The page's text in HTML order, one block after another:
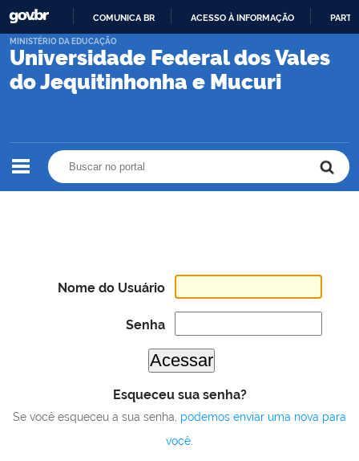
PARA
CONTEÚDO
COMUNICA BR ACESSO À INFORMAÇÃO
Universidade Federal dos Vales
do Jequitinhonha e Mucuri
MINISTÉRIO DA EDUCAÇÃO
Nome do Usuário
Senha
Esqueceu sua senha?
Se você esqueceu a sua senha, podemos enviar uma nova para
você